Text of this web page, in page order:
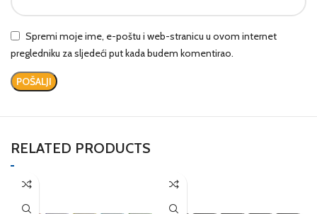
Spremi moje ime, e-poštu i web-stranicu u ovom internet
pregledniku za sljedeći put kada budem komentirao.
RELATED PRODUCTS